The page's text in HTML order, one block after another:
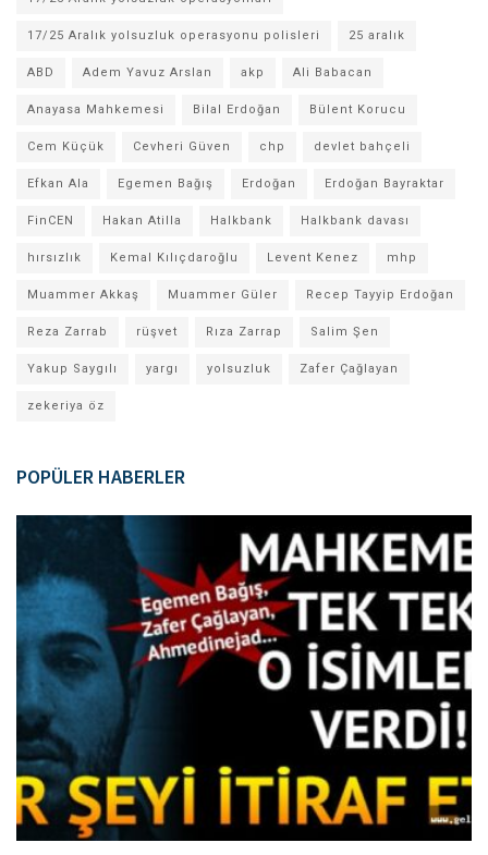
17/25 Aralık yolsuzluk operasyonu polisleri 25 aralık
ABD Adem Yavuz Arslan akp Ali Babacan
Anayasa Mahkemesi Bilal Erdoğan Bülent Korucu
Cem Küçük Cevheri Güven chp devlet bahçeli
Efkan Ala Egemen Bağış Erdoğan Erdoğan Bayraktar
FinCEN Hakan Atilla Halkbank Halkbank davası
hırsızlık Kemal Kılıçdaroğlu Levent Kenez mhp
Muammer Akkaş Muammer Güler Recep Tayyip Erdoğan
Reza Zarrab rüşvet Rıza Zarrap Salim Şen
Yakup Saygılı yargı yolsuzluk Zafer Çağlayan
zekeriya öz
POPÜLER HABERLER